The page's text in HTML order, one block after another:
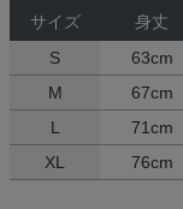
サイズ
身丈
S
63cm
M
67cm
L
71cm
XL
76cm